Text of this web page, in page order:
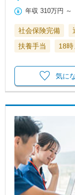
年収 310万円 ～
社会保険完備
扶養手当
18
気に